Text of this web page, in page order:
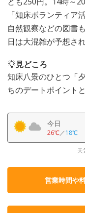
「知床ボランティア
自然観察などの図書
日は大混雑が予想さ
見どころ
知床八景のひとつ「
ちのデートポイント
今日
26℃／18℃
天
営業時間や